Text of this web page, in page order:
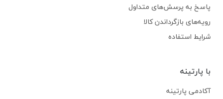
پاسخ به پرسش‌های متداول
رویه‌های بازگرداندن کالا
شرایط استفاده
با پارتینه
آکادمی پارتینه